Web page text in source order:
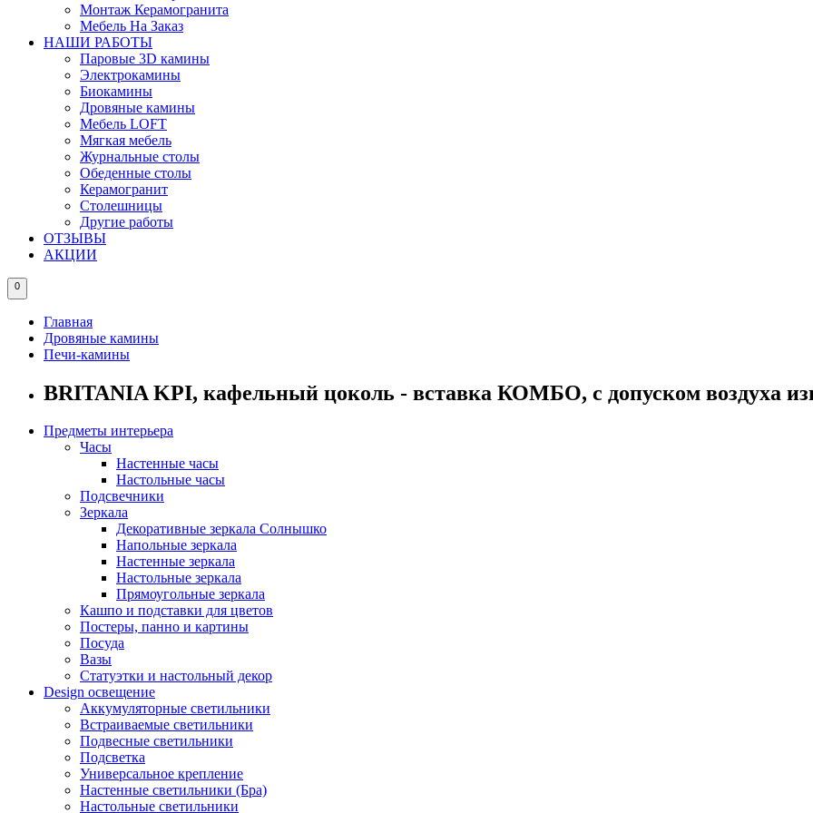
Монтаж Керамогранита
Мебель На Заказ
НАШИ РАБОТЫ
Паровые 3D камины
Электрокамины
Биокамины
Дровяные камины
Мебель LOFT
Мягкая мебель
Журнальные столы
Обеденные столы
Керамогранит
Столешницы
Другие работы
ОТЗЫВЫ
АКЦИИ
0
Главная
Дровяные камины
Печи-камины
BRITANIA KPI, кафельный цоколь - вставка КОМБО, с допуском воздуха
Предметы интерьера
Часы
Настенные часы
Настольные часы
Подсвечники
Зеркала
Декоративные зеркала Солнышко
Напольные зеркала
Настенные зеркала
Настольные зеркала
Прямоугольные зеркала
Кашпо и подставки для цветов
Постеры, панно и картины
Посуда
Вазы
Статуэтки и настольный декор
Design освещение
Аккумуляторные светильники
Встраиваемые светильники
Подвесные светильники
Подсветка
Универсальное крепление
Настенные светильники (Бра)
Настольные светильники